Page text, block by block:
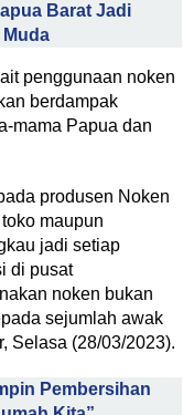
Barat Jadi
penggunaan noken
berdampak
mama Papua dan
produsen Noken
maupun
jadi setiap
di pusat
noken bukan
sejumlah awak
Selasa (28/03/2023).
Pembersihan